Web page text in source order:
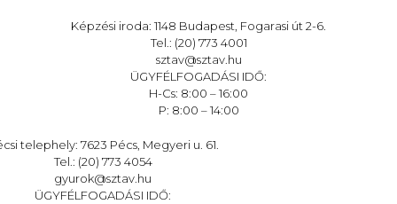
Képzési iroda: 1148 Budapest, Fogarasi út 2-6.
Tel.: (20) 773 4001
sztav@sztav.hu
ÜGYFÉLFOGADÁSI IDŐ:
H-Cs: 8:00 – 16:00
P: 8:00 – 14:00
telephely: 7623 Pécs, Megyeri u. 61.
Tel.: (20) 773 4054
gyurok@sztav.hu
ÜGYFÉLFOGADÁSI IDŐ: